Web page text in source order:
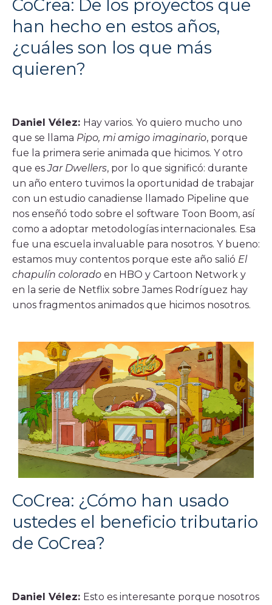
CoCrea: De los proyectos que
han hecho en estos años,
¿cuáles son los que más
quieren?
Daniel Vélez: Hay varios. Yo quiero mucho uno
que se llama Pipo, mi amigo imaginario, porque
fue la primera serie animada que hicimos. Y otro
que esJar Dwellers, por lo que significó: durante
un año entero tuvimos la oportunidad de trabajar
con un estudio canadiense llamado Pipeline que
nos enseñó todo sobre el software Toon Boom, así
como a adoptar metodologías internacionales. Esa
fue una escuela invaluable para nosotros. Y bueno:
estamos muy contentos porque este año salió El
chapulín colorado en HBO y Cartoon Network y
en la serie de Netflix sobre James Rodríguez hay
unos fragmentos animados que hicimos nosotros.
CoCrea: ¿Cómo han usado
ustedes el beneficio tributario
de CoCrea?
Daniel Vélez: Esto es interesante porque nosotros